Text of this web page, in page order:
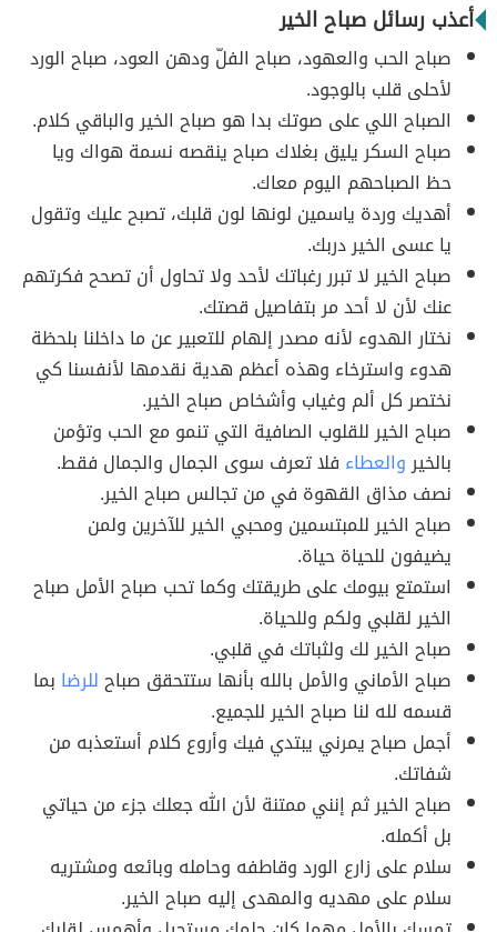
أعذب رسائل صباح الخير
صباح الحب والعهود، صباح الفلّ ودهن العود، صباح الورد
لأحلى قلب بالوجود.
الصباح اللي على صوتك بدا هو صباح الخير والباقي كلام.
صباح السكر يليق بغلاك صباح ينقصه نسمة هواك ويا
حظ الصباحهم اليوم معاك.
أهديك وردة ياسمين لونها لون قلبك، تصبح عليك وتقول
يا عسى الخير دربك.
صباح الخير لا تبرر رغباتك لأحد ولا تحاول أن تصحح فكرتهم
عنك لأن لا أحد مر بتفاصيل قصتك.
نختار الهدوء لأنه مصدر إلهام للتعبير عن ما داخلنا بلحظة
هدوء واسترخاء وهذه أعظم هدية نقدمها لأنفسنا كي
نختصر كل ألم وغياب وأشخاص صباح الخير.
صباح الخير للقلوب الصافية التي تنمو مع الحب وتؤمن
بالخيروالعطاء فلا تعرف سوى الجمال والجمال فقط.
نصف مذاق القهوة في من تجالس صباح الخير.
صباح الخير للمبتسمين ومحبي الخير للآخرين ولمن
يضيفون للحياة حياة.
استمتع بيومك على طريقتك وكما تحب صباح الأمل صباح
الخير لقلبي ولكم وللحياة.
صباح الخير لك ولثباتك في قلبي.
صباح الأماني والأمل بالله بأنها ستتحقق صباحللرضا بما
قسمه لله لنا صباح الخير للجميع.
أجمل صباح يمرني يبتدي فيك وأروع كلام أستعذبه من
شفاتك.
صباح الخير ثم إنني ممتنة لأن الله جعلك جزء من حياتي
بل أكمله.
سلام على زارع الورد وقاطفه وحامله وبائعه ومشتريه
سلام على مهديه والمهدى إليه صباح الخير.